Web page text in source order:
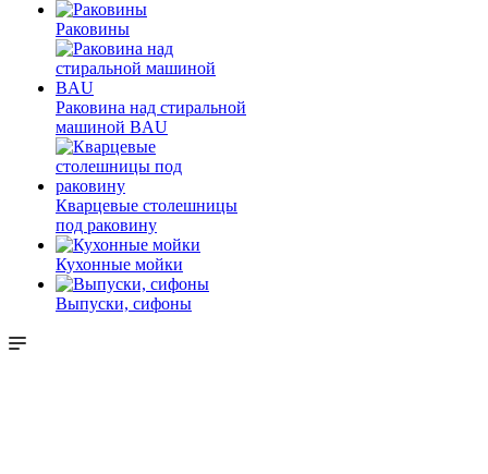
Раковины
Раковина над стиральной
машиной BAU
Кварцевые столешницы
под раковину
Кухонные мойки
Выпуски, сифоны